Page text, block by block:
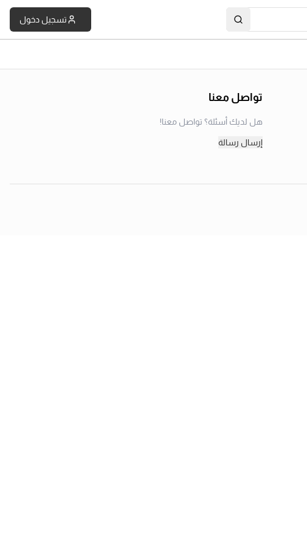
تسجيل دخول
تواصل معنا
هل لديك أسئلة؟ تواصل معنا!
إرسال رسالة